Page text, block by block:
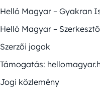
Helló Magyar – Gyakran
Helló Magyar –
Szerzői jogok
Támogatás:
Jogi közlemény